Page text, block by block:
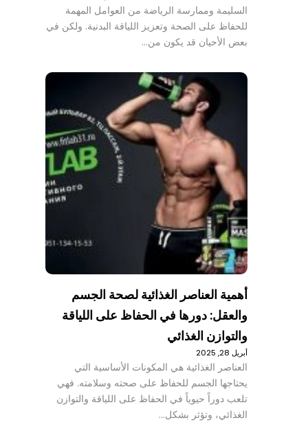
السليمة وممارسة الرياضة من العوامل المهمة
للحفاظ على الصحة وتعزيز اللياقة البدنية. ولكن في
بعض الأحيان قد يكون من…
أهمية العناصر الغذائية لصحة الجسم
والعقل: دورها في الحفاظ على اللياقة
والتوازن الغذائي
أبريل 28, 2025
العناصر الغذائية هي المكونات الأساسية التي
يحتاجها الجسم للحفاظ على صحته وسلامته. فهي
تلعب دوراً حيوياً في الحفاظ على اللياقة والتوازن
الغذائي، وتؤثر بشكل…